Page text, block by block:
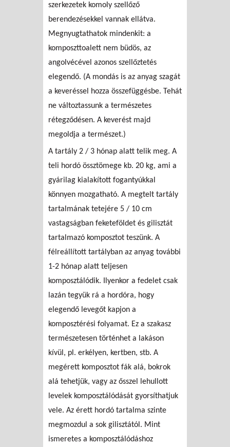
szerkezetek komoly szellőző
berendezésekkel vannak ellátva.
Megnyugtathatok mindenkit: a
komposzttoalett nem büdös, az
angolvécével azonos szellőztetés
elegendő. (A mondás is az anyag szagát
a keveréssel hozza összefüggésbe. Tehát
ne változtassunk a természetes
rétegződésen. A keverést majd
megoldja a természet.)
A tartály 2 / 3 hónap alatt telik meg. A
teli hordó össztömege kb. 20 kg, ami a
gyárilag kialakított fogantyúkkal
könnyen mozgatható. A megtelt tartály
tartalmának tetejére 5 / 10 cm
vastagságban feketeföldet és gilisztát
tartalmazó komposztot teszünk. A
félreállított tartályban az anyag további
1-2 hónap alatt teljesen
komposztálódik. Ilyenkor a fedelet csak
lazán tegyük rá a hordóra, hogy
elegendő levegőt kapjon a
komposztérési folyamat. Ez a szakasz
természetesen történhet a lakáson
kívül, pl. erkélyen, kertben, stb. A
megérett komposztot fák alá, bokrok
alá tehetjük, vagy az ősszel lehullott
levelek komposztálódását gyorsíthatjuk
vele. Az érett hordó tartalma szinte
megmozdul a sok gilisztától. Mint
ismeretes a komposztálódáshoz